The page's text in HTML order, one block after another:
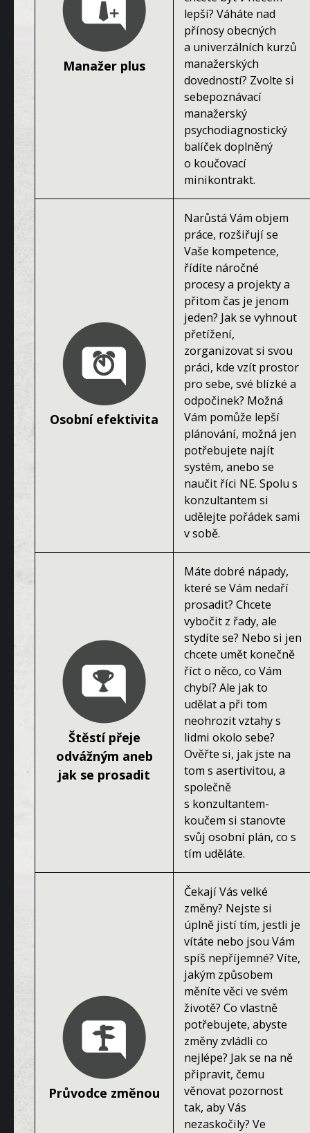
Manažer plus
lepší? Váháte nad
přínosy obecných
a univerzálních kurzů
manažerských
dovedností? Zvolte si
sebepoznávací
manažerský
psychodiagnostický
balíček doplněný
o koučovací
minikontrakt.
Osobní efektivita
Narůstá Vám objem
práce, rozšiřují se
Vaše kompetence,
řídíte náročné
procesy a projekty a
přitom čas je jenom
jeden? Jak se vyhnout
přetížení,
zorganizovat si svou
práci, kde vzít prostor
pro sebe, své blízké a
odpočinek? Možná
Vám pomůže lepší
plánování, možná jen
potřebujete najít
systém, anebo se
naučit říci NE. Spolu s
konzultantem si
udělejte pořádek sami
v sobě.
Štěstí přeje
odvážným aneb
jak se prosadit
Máte dobré nápady,
které se Vám nedaří
prosadit? Chcete
vybočit z řady, ale
stydíte se? Nebo si jen
chcete umět konečně
říct o něco, co Vám
chybí? Ale jak to
udělat a při tom
neohrozit vztahy s
lidmi okolo sebe?
Ověřte si, jak jste na
tom s asertivitou, a
společně
s konzultantem-
koučem si stanovte
svůj osobní plán, co s
tím uděláte.
Průvodce změnou
Čekají Vás velké
změny? Nejste si
úplně jistí tím, jestli je
vítáte nebo jsou Vám
spíš nepříjemné? Víte,
jakým způsobem
měníte věci ve svém
životě? Co vlastně
potřebujete, abyste
změny zvládli co
nejlépe? Jak se na ně
připravit, čemu
věnovat pozornost
tak, aby Vás
nezaskočily? Ve